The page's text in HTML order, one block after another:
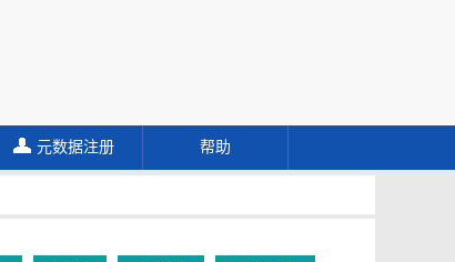
元数据注册 帮助